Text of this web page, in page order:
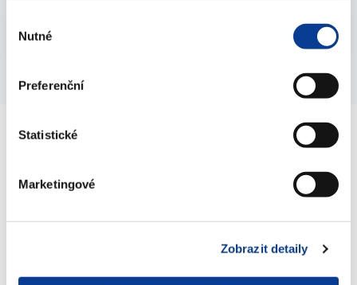
souhlasu
Nutné
Preferenční
Statistické
Marketingové
Zobrazit detaily
Vyberte
2011